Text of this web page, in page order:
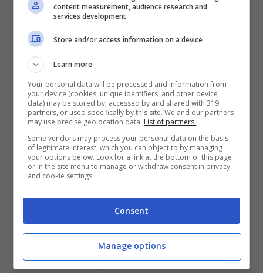
Che si sono cautelati, predisponendo un
piano B: un nuovo sponsor principale che
sarebbe pronto a subentrare alla
compagnia petrolifera mediorientale
Aramco, per garantire comunque i soldi
per finanziare il team diMotoGPnella
prossima stagione.
Valentino Rossi può
portarsi dietro Petronas
E questo sponsor ha anche un’identità:
sarebbe un’altra compagnia petrolifera, ma
stavolta malese, e ben nota nel
content measurement, audience research and
services development
Store and/or access information on a device
Learn more
Your personal data will be processed and information from
your device (cookies, unique identifiers, and other device
data) may be stored by, accessed by and shared with 319
partners, or used specifically by this site. We and our partners
may use precise geolocation data. List of partners.
Some vendors may process your personal data on the basis
of legitimate interest, which you can object to by managing
your options below. Look for a link at the bottom of this page
or in the site menu to manage or withdraw consent in privacy
and cookie settings.
Consent
Manage options